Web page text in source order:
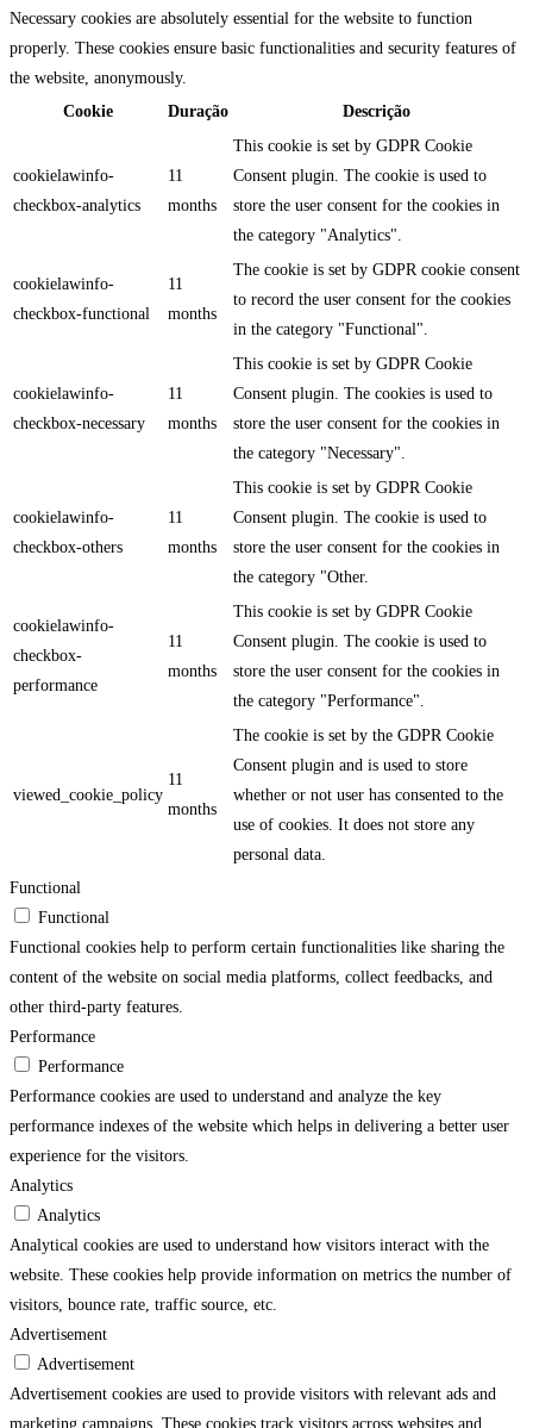
Necessary cookies are absolutely essential for the website to function
properly. These cookies ensure basic functionalities and security features of
the website, anonymously.
Cookie
Duração Descrição
cookielawinfo-
checkbox-analytics
11
months
This cookie is set by GDPR Cookie
Consent plugin. The cookie is used to
store the user consent for the cookies in
the category "Analytics".
cookielawinfo-
checkbox-functional
11
months
The cookie is set by GDPR cookie consent
to record the user consent for the cookies
in the category "Functional".
cookielawinfo-
checkbox-necessary
11
months
This cookie is set by GDPR Cookie
Consent plugin. The cookies is used to
store the user consent for the cookies in
the category "Necessary".
cookielawinfo-
checkbox-others
11
months
This cookie is set by GDPR Cookie
Consent plugin. The cookie is used to
store the user consent for the cookies in
the category "Other.
cookielawinfo-
checkbox-
performance
11
months
This cookie is set by GDPR Cookie
Consent plugin. The cookie is used to
store the user consent for the cookies in
the category "Performance".
viewed_cookie_policy
11
months
The cookie is set by the GDPR Cookie
Consent plugin and is used to store
whether or not user has consented to the
use of cookies. It does not store any
personal data.
Functional
Functional
Functional cookies help to perform certain functionalities like sharing the
content of the website on social media platforms, collect feedbacks, and
other third-party features.
Performance
Performance
Performance cookies are used to understand and analyze the key
performance indexes of the website which helps in delivering a better user
experience for the visitors.
Analytics
Analytics
Analytical cookies are used to understand how visitors interact with the
website. These cookies help provide information on metrics the number of
visitors, bounce rate, traffic source, etc.
Advertisement
Advertisement
Advertisement cookies are used to provide visitors with relevant ads and
marketing campaigns. These cookies track visitors across websites and